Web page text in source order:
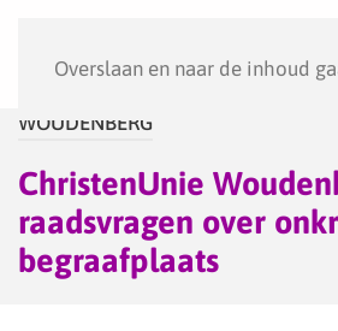
Overslaan en naar de inhoud
WOUDENBERG
ChristenUnie
raadsvragen over
begraafplaats